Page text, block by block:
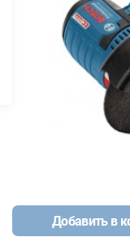
Добавить в